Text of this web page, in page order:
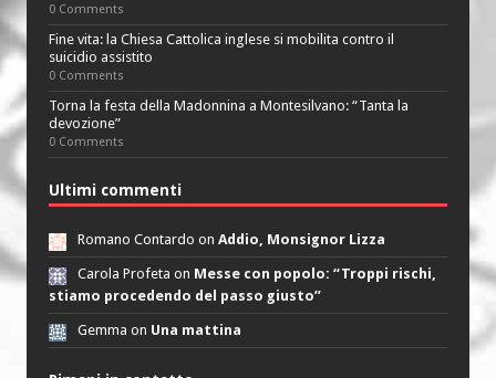
0 Comments
Fine vita: la Chiesa Cattolica inglese si mobilita contro il
suicidio assistito
0 Comments
Torna la festa della Madonnina a Montesilvano: “Tanta la
devozione”
0 Comments
Ultimi commenti
Romano Contardo on Addio, Monsignor Lizza
Carola Profeta on Messe con popolo: “Troppi rischi,
stiamo procedendo del passo giusto”
Gemma on Una mattina